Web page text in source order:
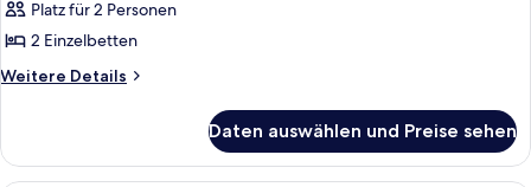
Poolblick
anzeigen
Platz für 2 Personen
2 Einzelbetten
Weitere Details
Weitere
Poolblick
Daten auswählen und Preise sehen